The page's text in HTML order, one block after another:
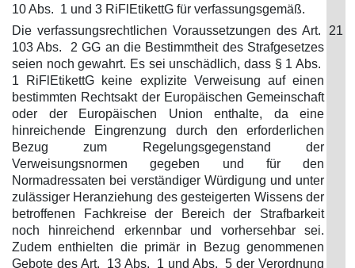
10 Abs. 1 und 3 RiFlEtikettG für verfassungsgemäß.
Die verfassungsrechtlichen Voraussetzungen des Art.
103 Abs. 2 GG an die Bestimmtheit des Strafgesetzes
seien noch gewahrt. Es sei unschädlich, dass § 1 Abs.
1 RiFlEtikettG keine explizite Verweisung auf einen
bestimmten Rechtsakt der Europäischen Gemeinschaft
oder der Europäischen Union enthalte, da eine
hinreichende Eingrenzung durch den erforderlichen
Bezug zum Regelungsgegenstand der
Verweisungsnormen gegeben und für den
Normadressaten bei verständiger Würdigung und unter
zulässiger Heranziehung des gesteigerten Wissens der
betroffenen Fachkreise der Bereich der Strafbarkeit
noch hinreichend erkennbar und vorhersehbar sei.
Zudem enthielten die primär in Bezug genommenen
Gebote des Art. 13 Abs. 1 und Abs. 5 der Verordnung
21